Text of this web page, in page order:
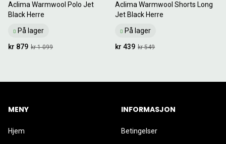
Aclima Warmwool Polo Jet
Black Herre
På lager
kr 1 099
kr 879
Aclima Warmwool Shorts Long
Jet Black Herre
På lager
kr 549
kr 439
MENY
Hjem
INFORMASJON
Betingelser